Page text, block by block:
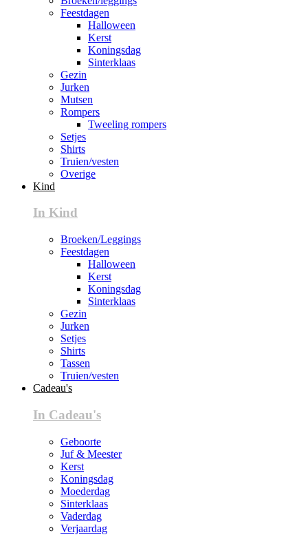
Feestdagen
Halloween
Kerst
Koningsdag
Sinterklaas
Gezin
Jurken
Mutsen
Rompers
Tweeling rompers
Setjes
Shirts
Truien/vesten
Overige
Kind
In Kind
Broeken/Leggings
Feestdagen
Halloween
Kerst
Koningsdag
Sinterklaas
Gezin
Jurken
Setjes
Shirts
Tassen
Truien/vesten
Cadeau's
In Cadeau's
Geboorte
Juf & Meester
Kerst
Koningsdag
Moederdag
Sinterklaas
Vaderdag
Verjaardag